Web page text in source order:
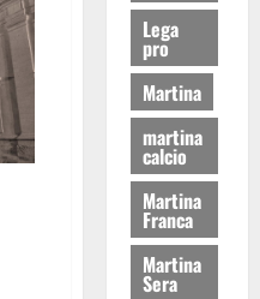
Lega
pro
Martina
martina
calcio
Martina
Franca
Martina
Sera